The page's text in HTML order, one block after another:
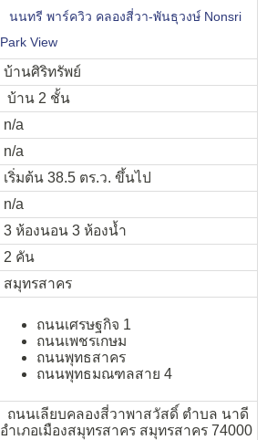
นนทรี พาร์ควิว คลองสี่วา-พันธุวงษ์ Nonsri
Park View
บ้านศิริทรัพย์
บ้าน 2 ชั้น
n/a
n/a
เริ่มต้น 38.5 ตร.ว. ขึ้นไป
n/a
3 ห้องนอน 3 ห้องน้ำ
2 คัน
สมุทรสาคร
ถนนเศรษฐกิจ 1
ถนนเพชรเกษม
ถนนพุทธสาคร
ถนนพุทธมณฑลสาย 4
ถนนเลียบคลองสี่วาพาสวัสดิ์ ตำบล นาดี
อำเภอเมืองสมุทรสาคร สมุทรสาคร 74000